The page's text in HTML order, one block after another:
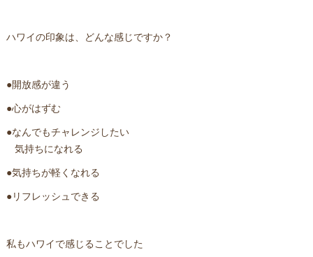
ハワイの印象は、どんな感じですか？
●開放感が違う
●心がはずむ
●なんでもチャレンジしたい
気持ちになれる
●気持ちが軽くなれる
●リフレッシュできる
私もハワイで感じることでした